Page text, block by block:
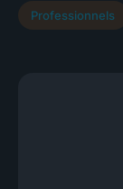
Professionnels